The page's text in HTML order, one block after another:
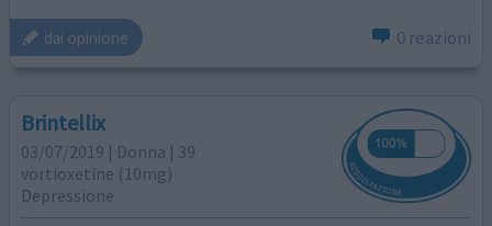
dai opinione 0 reazioni
Brintellix
03/07/2019 | Donna | 39
vortioxetine (10mg)
Depressione